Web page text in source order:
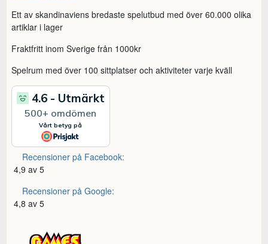
Ett av skandinaviens bredaste spelutbud med över 60.000 olika
artiklar i lager
Fraktfritt inom Sverige från 1000kr
Spelrum med över 100 sittplatser och aktiviteter varje kväll
Recensioner på Facebook:
4,9 av 5
Recensioner på Google:
4,8 av 5